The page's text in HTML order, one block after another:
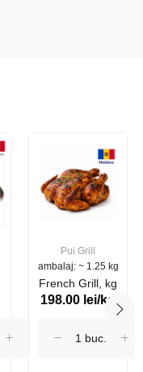
Pui Grill
ambalaj: ~ 1.25 kg
French Grill, kg
198.00 lei/kg